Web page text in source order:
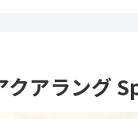
クアラング